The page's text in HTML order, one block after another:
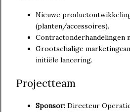
Nieuwe
(planten/accessoires).
Contractonderhandelingen
Grootschalige
initiële lancering.
Projectteam
Sponsor: Directeur